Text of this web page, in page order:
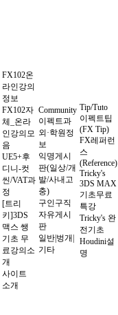
FX102온
라인강의
정보
FX102자
체_온라
인강의모
음
UE5+후
디니-컷
씬/VAT과
정
[트리
키]3DS
맥스 쌩
기초 무
료강의소
개
사이트
소개
Community
이펙트과
외·학원정
보
익명게시
판(일상/개
발/사내고
충)
구인구직
자유게시
판
일반|벙개|
기타
Tip/Tuto
이펙트팁
(FX Tip)
FX레퍼런
스
(Reference)
Tricky's
3DS MAX
기초무료
특강
Tricky's 완
전기초
Houdini설
명